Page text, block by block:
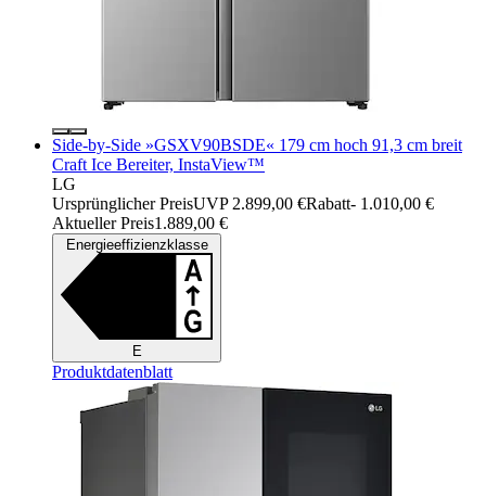
Side-by-Side »GSXV90BSDE« 179 cm hoch 91,3 cm breit
Craft Ice Bereiter, InstaView™
LG
Ursprünglicher PreisUVP 2.899,00 €Rabatt- 1.010,00 €
Aktueller Preis1.889,00 €
Energieeffizienzklasse
E
Produktdatenblatt